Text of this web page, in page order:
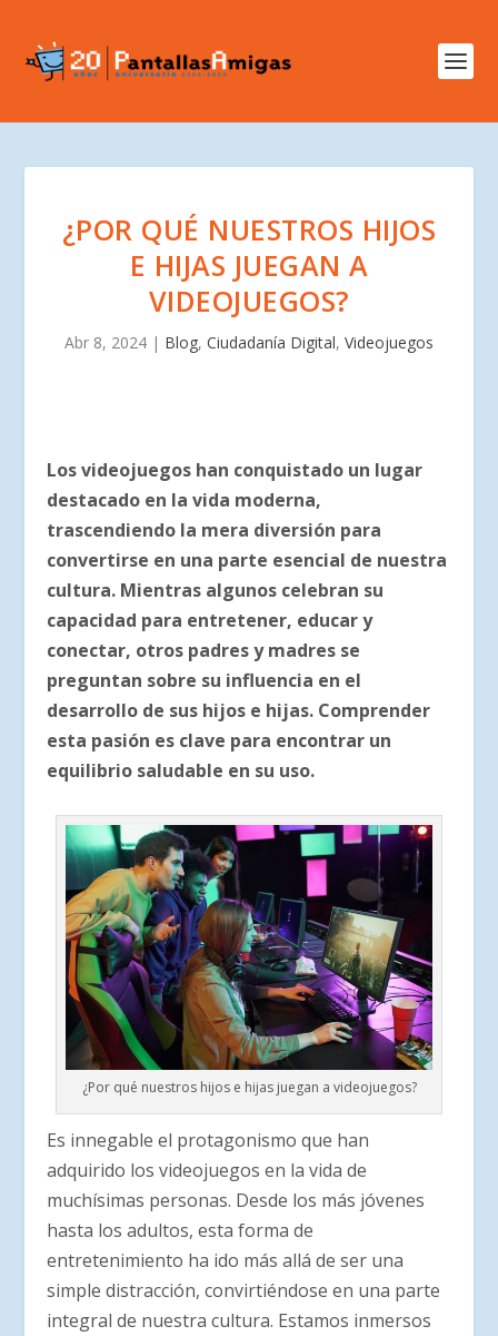
¿POR QUÉ NUESTROS HIJOS
E HIJAS JUEGAN A
VIDEOJUEGOS?
Abr 8, 2024 | Blog, Ciudadanía Digital, Videojuegos
Los videojuegos han conquistado un lugar
destacado en la vida moderna,
trascendiendo la mera diversión para
convertirse en una parte esencial de nuestra
cultura. Mientras algunos celebran su
capacidad para entretener, educar y
conectar, otros padres y madres se
preguntan sobre su influencia en el
desarrollo de sus hijos e hijas. Comprender
esta pasión es clave para encontrar un
equilibrio saludable en su uso.
¿Por qué nuestros hijos e hijas juegan a videojuegos?
Es innegable el protagonismo que han
adquirido los videojuegos en la vida de
muchísimas personas. Desde los más jóvenes
hasta los adultos, esta forma de
entretenimiento ha ido más allá de ser una
simple distracción, convirtiéndose en una parte
integral de nuestra cultura. Estamos inmersos